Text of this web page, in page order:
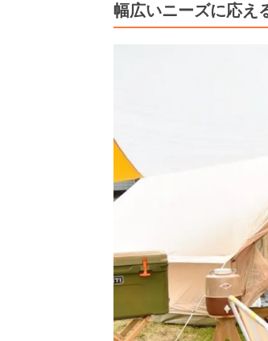
幅広いニーズに応え